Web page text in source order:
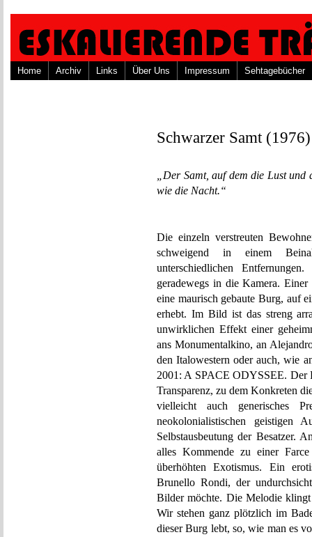
Home Archiv Links Über Uns Impressum Sehtagebücher
Schwarzer Samt (1976)
„Der Samt, auf dem die Lust
wie die Nacht.“
Die einzeln verstreuten
schweigend in einem
unterschiedlichen
geradewegs in die Kamera.
eine maurisch gebaute Burg, auf
erhebt. Im Bild ist das streng
unwirklichen Effekt einer
ans Monumentalkino, an
den Italowestern oder auch, wie
2001: A SPACE ODYSSEE. Der
Transparenz, zu dem Konkreten
vielleicht auch generisches
neokolonialistischen geistigen
Selbstausbeutung der Besatzer.
alles Kommende zu einer
überhöhten Exotismus. Ein
Brunello Rondi, der
Bilder möchte. Die Melodie
Wir stehen ganz plötzlich im
dieser Burg lebt, so, wie man es